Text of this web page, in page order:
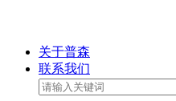
关于普森
联系我们